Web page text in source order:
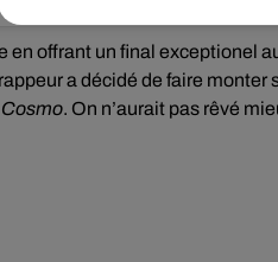
en offrant un final exceptionel
a décidé de faire monter
Cosmo. On n’aurait pas rêvé